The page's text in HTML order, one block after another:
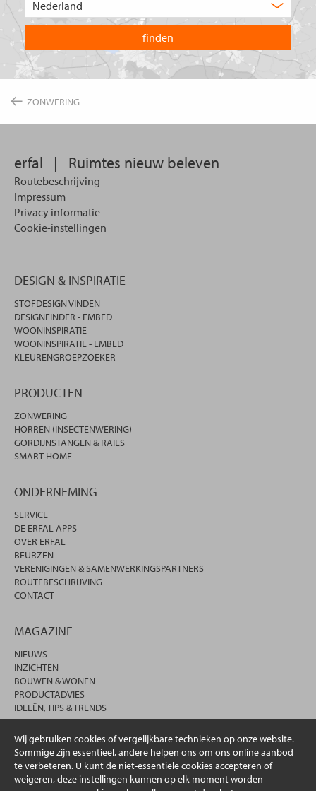
Wij gebruiken cookies of vergelijkbare technieken op onze website.
Sommige zijn essentieel, andere helpen ons om ons online aanbod
te verbeteren. U kunt de niet-essentiële cookies accepteren of
weigeren, deze instellingen kunnen op elk moment worden
u?
land
waarin
u
wilt
zoeken.
ZONWERING
erfal | Ruimtes nieuw beleven
Routebeschrijving
Impressum
Privacy informatie
Cookie-instellingen
DESIGN & INSPIRATIE
STOFDESIGN VINDEN
DESIGNFINDER - EMBED
WOONINSPIRATIE
WOONINSPIRATIE - EMBED
KLEURENGROEPZOEKER
PRODUCTEN
ZONWERING
HORREN (INSECTENWERING)
GORDIJNSTANGEN & RAILS
SMART HOME
ONDERNEMING
SERVICE
DE ERFAL APPS
OVER ERFAL
BEURZEN
VERENIGINGEN & SAMENWERKINGSPARTNERS
ROUTEBESCHRIJVING
CONTACT
MAGAZINE
NIEUWS
INZICHTEN
BOUWEN & WONEN
PRODUCTADVIES
IDEEËN, TIPS & TRENDS